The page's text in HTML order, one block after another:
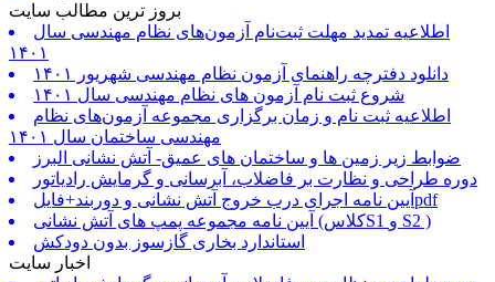
بروز ترین مطالب سایت
اطلاعیه تمدید مهلت ثبت‌نام آزمون‌های نظام مهندسی سال
۱۴۰۱
دانلود دفترچه راهنمای آزمون نظام مهندسی شهریور ۱۴۰۱
شروع ثبت نام آزمون های نظام مهندسی سال ۱۴۰۱
اطلاعیه ثبت نام و زمان برگزاری مجموعه آزمون‌های نظام
مهندسی ساختمان سال ۱۴۰۱
ضوابط زیر زمین ها و ساختمان های عمیق- آتش نشانی البرز
دوره طراحی و نظارت بر فاضلاب، آبرسانی و گرمایش رادیاتور
آیین نامه اجرای درب خروج آتش نشانی و دوربند+فایلpdf
آیین نامه مجموعه پمپ های آتش نشانی (کلاسS1 و S2 )
استاندارد بخاری گازسوز بدون دودکش
اخبار سایت